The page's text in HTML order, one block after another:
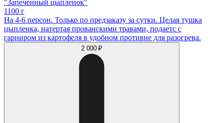
"Запеченный цыпленок"
1100 г
На 4-6 персон. Только по предзаказу за сутки. Целая тушка
цыпленка, натертая прованскими травами, подаетс с
гарниром из картофеля в удобном противне для разогрева.
2 000 ₽